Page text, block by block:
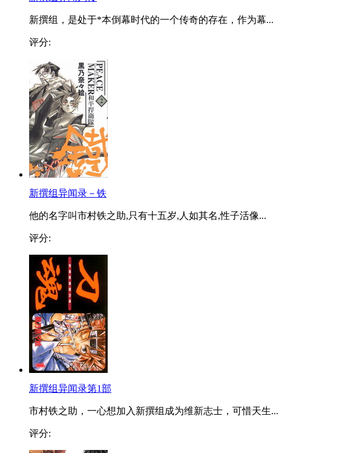
新撰组，是处于*本倒幕时代的一个传奇的存在，作为幕...
评分:
新撰组异闻录－铁
他的名字叫市村铁之助,只有十五岁,人如其名,性子活像...
评分:
新撰组异闻录第1部
市村铁之助，一心想加入新撰组成为维新志士，可惜天生...
评分: